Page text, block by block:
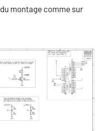
montage comme sur